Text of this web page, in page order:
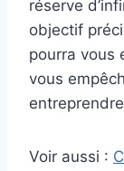
réserve
objectif
pourra vous
vous
Voir aussi :